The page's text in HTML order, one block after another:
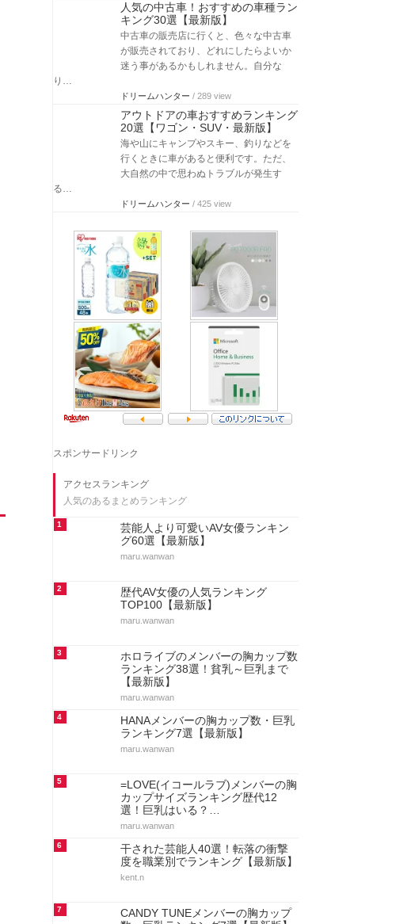
人気の中古車！おすすめの車種ラン
キング30選【最新版】
中古車の販売店に行くと、色々な中古車
が販売されており、どれにしたらよいか
迷う事があるかもしれません。自分な
り…
ドリームハンター / 289 view
アウトドアの車おすすめランキング
20選【ワゴン・SUV・最新版】
海や山にキャンプやスキー、釣りなどを
行くときに車があると便利です。ただ、
大自然の中で思わぬトラブルが発生す
る…
ドリームハンター / 425 view
スポンサードリンク
アクセスランキング
人気のあるまとめランキング
1
芸能人より可愛いAV女優ランキン
グ60選【最新版】
maru.wanwan
2
歴代AV女優の人気ランキング
TOP100【最新版】
maru.wanwan
3
ホロライブのメンバーの胸カップ数
ランキング38選！貧乳～巨乳まで
【最新版】
maru.wanwan
4
HANAメンバーの胸カップ数・巨乳
ランキング7選【最新版】
maru.wanwan
5
=LOVE(イコールラブ)メンバーの胸
カップサイズランキング歴代12
選！巨乳はいる？…
maru.wanwan
6
干された芸能人40選！転落の衝撃
度を職業別でランキング【最新版】
kent.n
7
CANDY TUNEメンバーの胸カップ